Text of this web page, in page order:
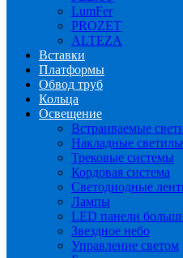
LumFer
PROZET
ALTEZA
Вставки
Платформы
Обвод труб
Кольца
Освещение
Встраиваемые
Накладные
Трековые системы
Кордовая система
Светодиодные
Лампы
LED панели
Звездное небо
Управление светом